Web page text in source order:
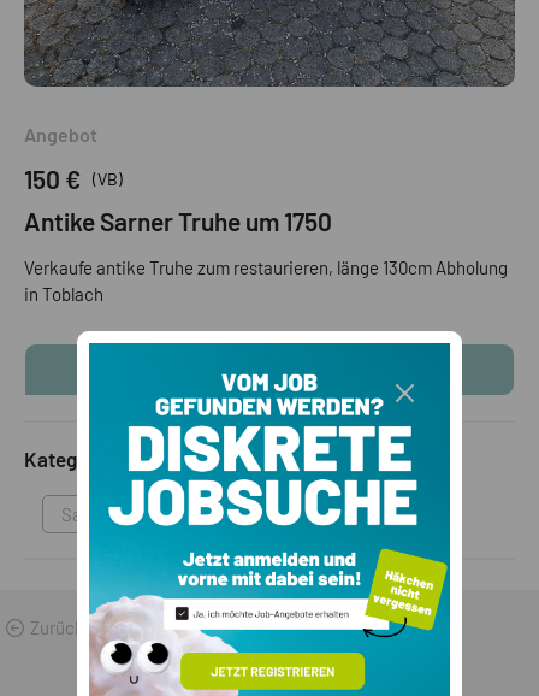
Angebot
150 € (VB)
Antike Sarner Truhe um 1750
Verkaufe antike Truhe zum restaurieren, länge 130cm Abholung
in Toblach
KONTAKTINFOS ANZEIGEN
Kategorie
Sammlungen & Antikes
Zurück zu den Suchergebnissen